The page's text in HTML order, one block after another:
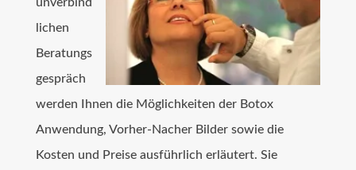
lichen
Beratungs
gespräch
werden Ihnen die Möglichkeiten der Botox
Anwendung, Vorher-Nacher Bilder sowie die
Kosten und Preise ausführlich erläutert. Sie